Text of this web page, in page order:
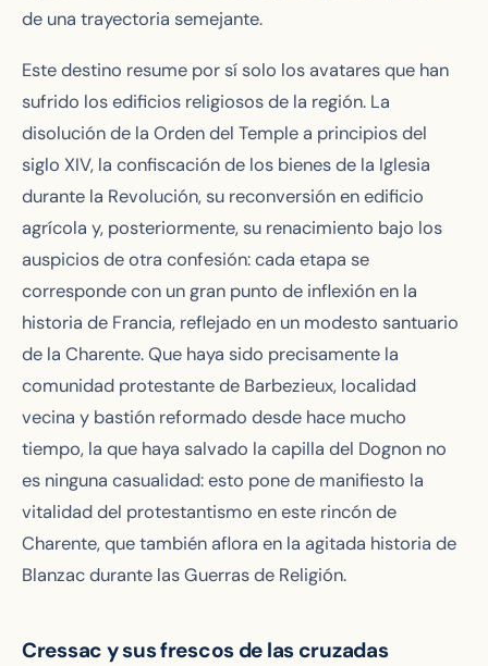
de una trayectoria semejante.
Este destino resume por sí solo los avatares que han
sufrido los edificios religiosos de la región. La
disolución de la Orden del Temple a principios del
siglo XIV, la confiscación de los bienes de la Iglesia
durante la Revolución, su reconversión en edificio
agrícola y, posteriormente, su renacimiento bajo los
auspicios de otra confesión: cada etapa se
corresponde con un gran punto de inflexión en la
historia de Francia, reflejado en un modesto santuario
de la Charente. Que haya sido precisamente la
comunidad protestante de Barbezieux, localidad
vecina y bastión reformado desde hace mucho
tiempo, la que haya salvado la capilla del Dognon no
es ninguna casualidad: esto pone de manifiesto la
vitalidad del protestantismo en este rincón de
Charente, que también aflora en la agitada historia de
Blanzac durante las Guerras de Religión.
Cressac y sus frescos de las cruzadas